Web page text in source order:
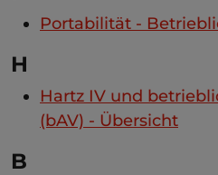
Portabilität -
H
Hartz IV und
(bAV) - Übersicht
B